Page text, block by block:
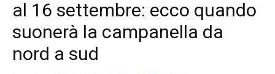
al 16 settembre: ecco quando
suonerà la campanella da
nord a sud